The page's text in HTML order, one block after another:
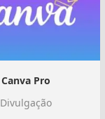
Canva Pro
Divulgação